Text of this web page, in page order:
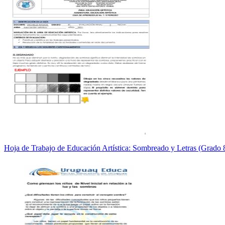
Hoja de Trabajo de Educación Artística: Sombreado y Letras (Grado